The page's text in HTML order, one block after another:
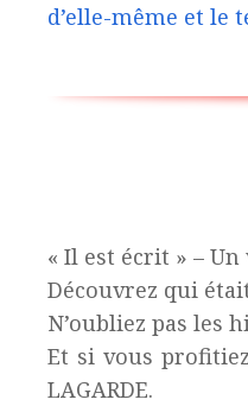
d’elle-même et le
« Il est écrit » –
Découvrez qui
N’oubliez pas les
Et si vous
LAGARDE.